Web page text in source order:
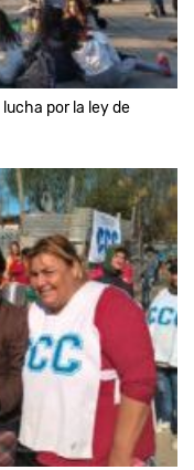
por la ley de